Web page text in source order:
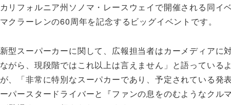
カリフォルニア州ソノマ・レースウェイで開催される同イ
マクラーレンの60周年を記念するビッグイベントです。
新型スーパーカーに関して、広報担当者はカーメディアに
ながら、現段階ではこれ以上は言えません」と語っている
が、「非常に特別なスーパカーであり、予定されている発
ーパースタードライバーと『ファンの息をのむようなクル